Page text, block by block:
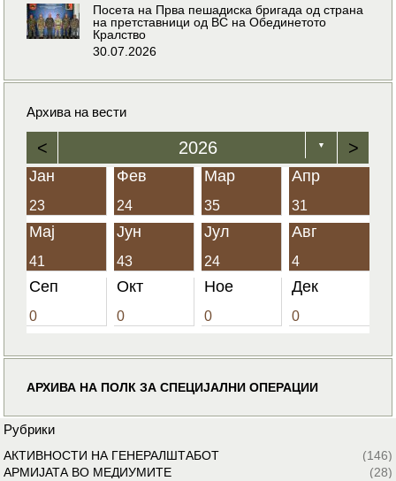
Посета на Прва пешадиска бригада од страна
на претставници од ВС на Обединетото
Кралство
30.07.2026
Архива на вести
< 2026 ▼ >
Јан
23
Фев
24
Мар
35
Апр
31
Мај
41
Јун
43
Јул
24
Авг
4
Сеп
0
Окт
0
Ное
0
Дек
0
АРХИВА НА ПОЛК ЗА СПЕЦИЈАЛНИ ОПЕРАЦИИ
Рубрики
АКТИВНОСТИ НА ГЕНЕРАЛШТАБОТ
(146)
АРМИЈАТА ВО МЕДИУМИТЕ
(28)